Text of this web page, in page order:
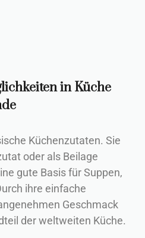
in Küche
Küchenzutaten. Sie
oder als Beilage
gute Basis für Suppen,
ihre einfache
Geschmack
der weltweiten Küche.